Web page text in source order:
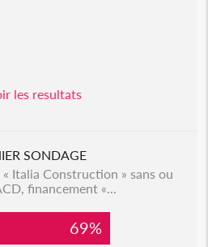
les resultats
SONDAGE
Italia Construction » sans ou
financement «...
69%